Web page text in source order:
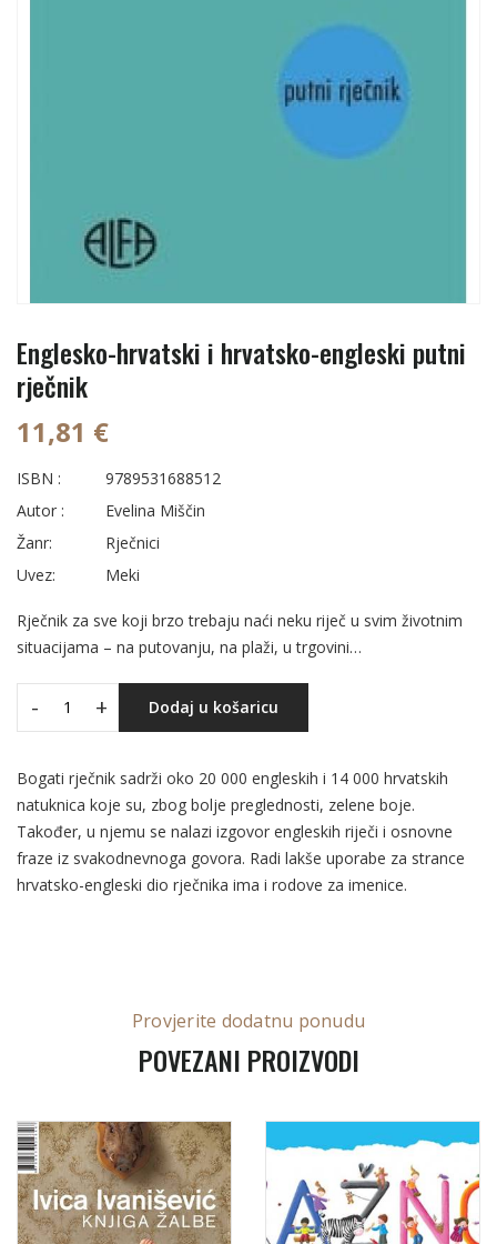
Englesko-hrvatski i hrvatsko-engleski putni
rječnik
11,81 €
ISBN :
9789531688512
Autor :
Evelina Miščin
Žanr:
Rječnici
Uvez:
Meki
Rječnik za sve koji brzo trebaju naći neku riječ u svim životnim
situacijama – na putovanju, na plaži, u trgovini…
- + Dodaj u košaricu
Bogati rječnik sadrži oko 20 000 engleskih i 14 000 hrvatskih
natuknica koje su, zbog bolje preglednosti, zelene boje.
Također, u njemu se nalazi izgovor engleskih riječi i osnovne
fraze iz svakodnevnoga govora. Radi lakše uporabe za strance
hrvatsko-engleski dio rječnika ima i rodove za imenice.
Provjerite dodatnu ponudu
POVEZANI PROIZVODI